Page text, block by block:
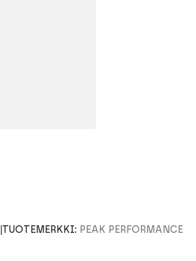
TUOTEMERKKI: PEAK PERFORMANCE